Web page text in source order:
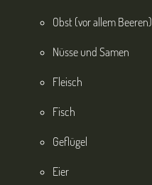
Obst (vor allem Beeren)
Nüsse und Samen
Fleisch
Fisch
Geflügel
Eier